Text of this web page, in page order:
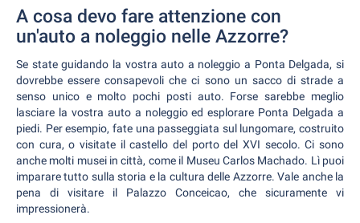
A cosa devo fare attenzione con
un'auto a noleggio nelle Azzorre?
Se state guidando la vostra auto a noleggio a Ponta Delgada, si
dovrebbe essere consapevoli che ci sono un sacco di strade a
senso unico e molto pochi posti auto. Forse sarebbe meglio
lasciare la vostra auto a noleggio ed esplorare Ponta Delgada a
piedi. Per esempio, fate una passeggiata sul lungomare, costruito
con cura, o visitate il castello del porto del XVI secolo. Ci sono
anche molti musei in città, come il Museu Carlos Machado. Lì puoi
imparare tutto sulla storia e la cultura delle Azzorre. Vale anche la
pena di visitare il Palazzo Conceicao, che sicuramente vi
impressionerà.